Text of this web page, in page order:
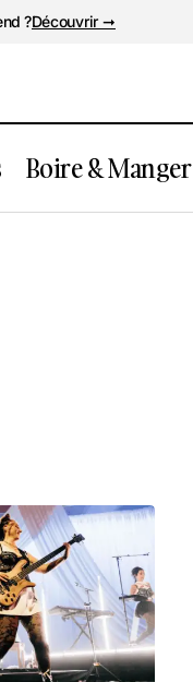
?Découvrir ➞
Boire & Manger